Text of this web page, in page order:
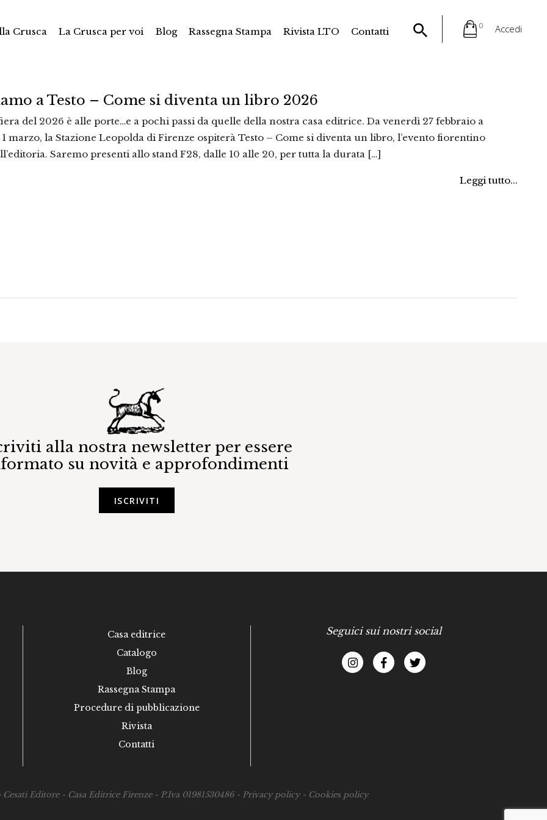
Crusca La Crusca per voi Blog Rassegna Stampa Rivista LTO Contatti
0 Accedi
a Testo – Come si diventa un libro 2026
del 2026 è alle porte…e a pochi passi da quelle della nostra casa editrice. Da venerdì 27 febbraio a
marzo, la Stazione Leopolda di Firenze ospiterà Testo – Come si diventa un libro, l’evento fiorentino
Saremo presenti allo stand F28, dalle 10 alle 20, per tutta la durata […]
Leggi tutto...
alla nostra newsletter per essere
su novità e approfondimenti
ISCRIVITI
Casa editrice
Catalogo
Blog
Rassegna Stampa
Procedure di pubblicazione
Rivista
Contatti
Seguici sui nostri social
Editore - Casa Editrice Firenze - P.Iva 01981530486 - Privacy policy- Cookies policy